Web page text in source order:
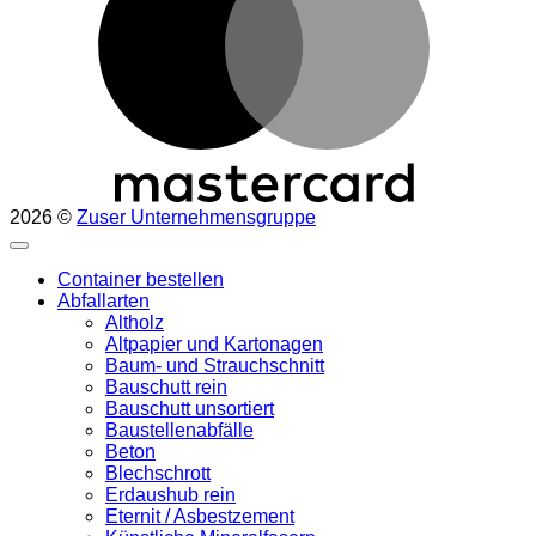
2026 © Zuser Unternehmensgruppe
Container bestellen
Abfallarten
Altholz
Altpapier und Kartonagen
Baum- und Strauchschnitt
Bauschutt rein
Bauschutt unsortiert
Baustellenabfälle
Beton
Blechschrott
Erdaushub rein
Eternit / Asbestzement